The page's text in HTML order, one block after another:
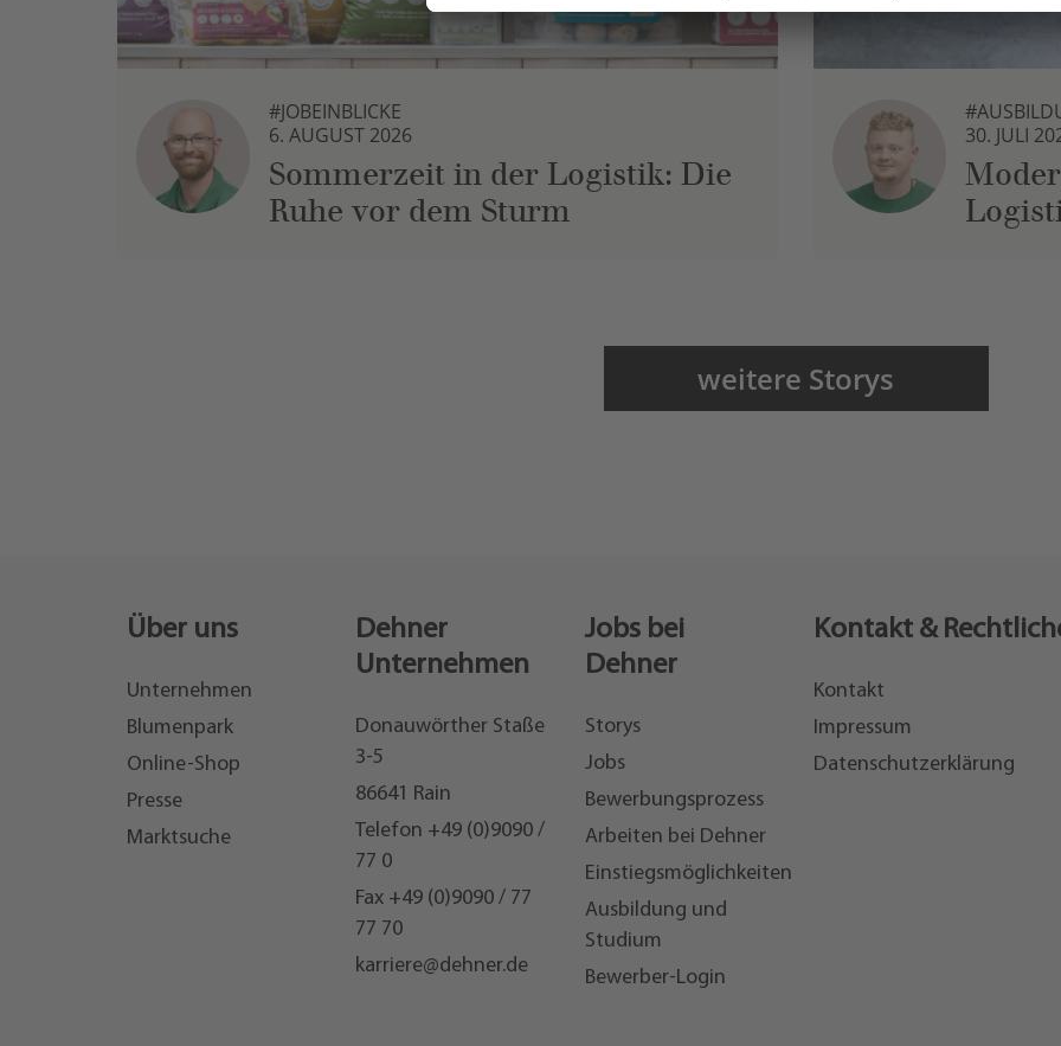
#JOBEINBLICKE
6. AUGUST 2026
Sommerzeit in der Logistik: Die
Ruhe vor dem Sturm
30. JULI
weitere Storys
Über uns
Unternehmen
Blumenpark
Online-Shop
Presse
Marktsuche
Dehner
Unternehmen
Donauwörther Staße
3-5
86641 Rain
Telefon +49 (0)9090 /
77 0
Fax +49 (0)9090 / 77
77 70
karriere@dehner.de
Jobs bei
Dehner
Storys
Jobs
Bewerbungsprozess
Arbeiten bei Dehner
Einstiegsmöglichkeiten
Ausbildung und
Studium
Bewerber-Login
Kontakt &
Kontakt
Impressum
Datenschutzerklärung